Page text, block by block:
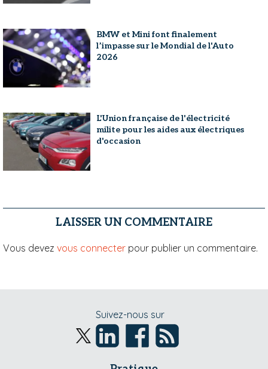
BMW et Mini font finalement
l’impasse sur le Mondial de l'Auto
2026
L'Union française de l'électricité
milite pour les aides aux électriques
d'occasion
LAISSER UN COMMENTAIRE
Vous devez vous connecter pour publier un commentaire.
Suivez-nous sur